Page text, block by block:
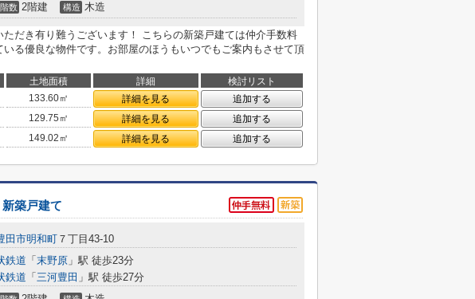
階数 2階建 構造 木造
ただき有り難うございます！ こちらの新築戸建ては仲介手数料
いる優良な物件です。お部屋のほうもいつでもご案内もさせて頂
土地面積 詳細
検討リスト
133.60㎡ 詳細を見る
追加する
129.75㎡ 詳細を見る
追加する
149.02㎡ 詳細を見る 追加する
築戸建て
田市明和町 ７丁目43-10
鉄道 「 末野原 」駅 徒歩23分
鉄道 「 三河豊田 」駅 徒歩27分